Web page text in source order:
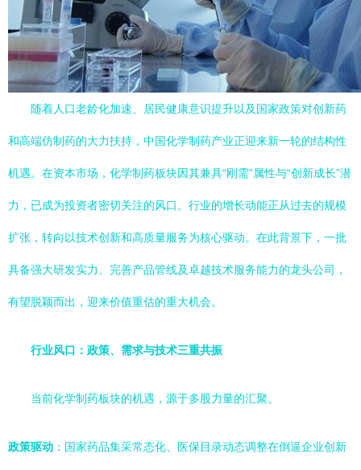
随着人口老龄化加速、居民健康意识提升以及国家政策对创新药
和高端仿制药的大力扶持，中国化学制药产业正迎来新一轮的结构性
机遇。在资本市场，化学制药板块因其兼具“刚需”属性与“创新成长”潜
力，已成为投资者密切关注的风口。行业的增长动能正从过去的规模
扩张，转向以技术创新和高质量服务为核心驱动。在此背景下，一批
具备强大研发实力、完善产品管线及卓越技术服务能力的龙头公司，
有望脱颖而出，迎来价值重估的重大机会。
行业风口：政策、需求与技术三重共振
当前化学制药板块的机遇，源于多股力量的汇聚。
政策驱动 ：国家药品集采常态化、医保目录动态调整在倒逼企业创新